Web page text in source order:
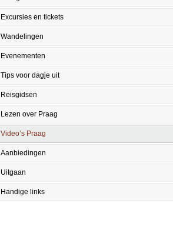
Excursies en tickets
Wandelingen
Evenementen
Tips voor dagje uit
Reisgidsen
Lezen over Praag
Video’s Praag
Aanbiedingen
Uitgaan
Handige links